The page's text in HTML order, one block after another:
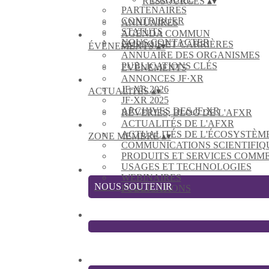
PARTENAIRES
CONTRIBUER
STATUTS
NOUS CONTACTER
ANNUAIRES
AGENDA COMMUN
EMPLOIS ET CARRIÈRES
ANNUAIRE DES ORGANISMES
PUBLICATIONS CLÉS
ÉVÈNEMENTS▴▾
EVÈNEMENTS
ANNONCES JF·XR
JF·XR 2026
JF·XR 2025
ARCHIVES DES JF·XR
ACTUALITÉS▴▾
RÊVERIES, BLOG DE L'AFXR
ACTUALITÉS DE L'AFXR
ACTUALITÉS DE
COMMUNICATIONS
PRODUITS ET SERVICES
USAGES ET TECHNOLOGIES
WEBINAIRES
PUBLICATIONS
ZONE MEMBRE▴▾
NOUS SOUTENIR